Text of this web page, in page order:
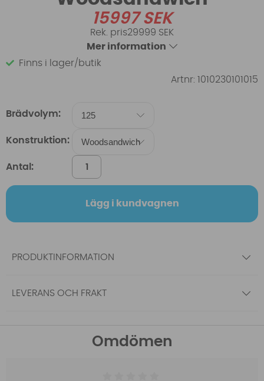
15997SEK
29999 SEK
Mer information
Finns i lager/butik
Artnr: 1010230101015
Brädvolym:
Konstruktion:
Antal:
Lägg i kundvagnen
PRODUKTINFORMATION
LEVERANS OCH FRAKT
Omdömen